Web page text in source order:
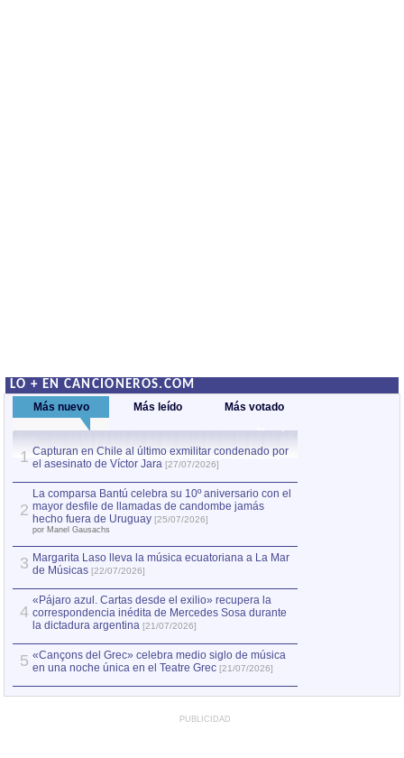
LO + EN CANCIONEROS.COM
Más nuevo Más leído Más votado
1 Capturan en Chile al último exmilitar condenado por
el asesinato de Víctor Jara [27/07/2026]
2
La comparsa Bantú celebra su 10º aniversario con el
mayor desfile de llamadas de candombe jamás
hecho fuera de Uruguay [25/07/2026]
por Manel Gausachs
3 Margarita Laso lleva la música ecuatoriana a La Mar
de Músicas [22/07/2026]
4
«Pájaro azul. Cartas desde el exilio» recupera la
correspondencia inédita de Mercedes Sosa durante
la dictadura argentina [21/07/2026]
5 «Cançons del Grec» celebra medio siglo de música
en una noche única en el Teatre Grec [21/07/2026]
PUBLICIDAD